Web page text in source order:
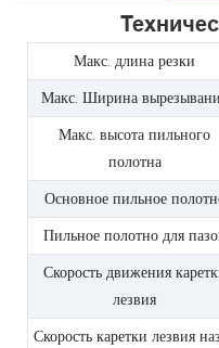
Макс. длина резки
Макс. Ширина
Макс. высота пильного
полотна
Основное пильное
Пильное полотно для
Скорость движения
лезвия
Скорость каретки лезвия